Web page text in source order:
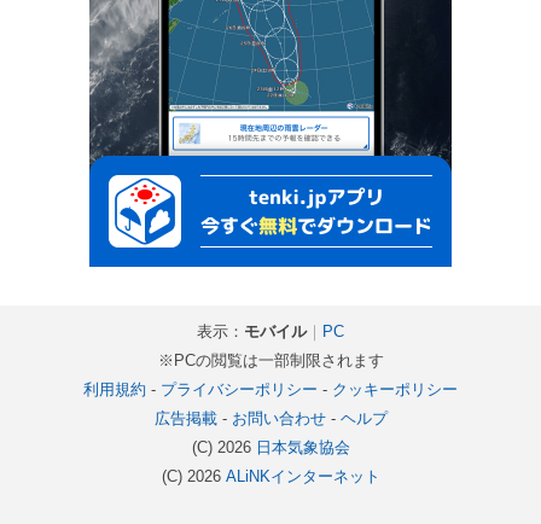
表示： モバイル｜ PC
※PCの閲覧は一部制限されます
利用規約 - プライバシーポリシー - クッキーポリシー
広告掲載- お問い合わせ- ヘルプ
(C) 2026 日本気象協会
(C) 2026 ALiNKインターネット